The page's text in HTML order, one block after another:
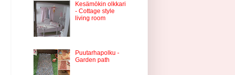
Kesämökin olkkari
- Cottage style
living room
Puutarhapolku -
Garden path